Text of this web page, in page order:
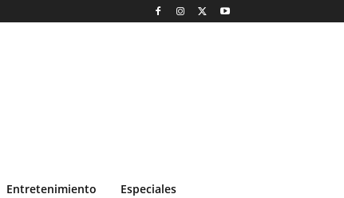
Entretenimiento Especiales